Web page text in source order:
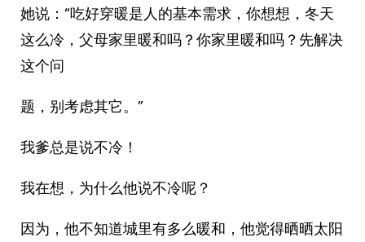
她说：“吃好穿暖是人的基本需求，你想想，冬天
这么冷，父母家里暖和吗？你家里暖和吗？先解决
这个问
题，别考虑其它。”
我爹总是说不冷！
我在想，为什么他说不冷呢？
因为，他不知道城里有多么暖和，他觉得晒晒太阳